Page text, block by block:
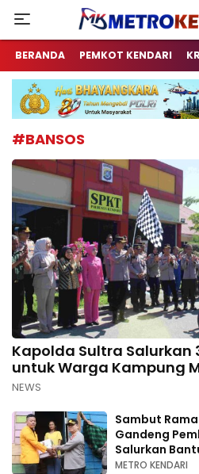
Berita Terkini
BERANDA PEMKOT KENDARI
#BANSOS
Kapolda Sultra Salurkan
untuk Warga Kampung
NEWS
Sambut
Gandeng
Salurkan
Masyarakat
METRO KENDARI